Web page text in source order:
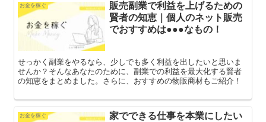
お金を稼ぐ
販売副業で利益を上げるための
賢者の知恵｜個人のネット販売
でおすすめは●●●なもの！
せっかく副業をやるなら、少しでも多く利益を出したいと思いま
せんか？そんなあなたのために、副業での利益を最大化する賢者
の知恵をまとめました。さらに、おすすめの物販商材もご紹介！
お金を稼ぐ
家でできる仕事を本業にしたい